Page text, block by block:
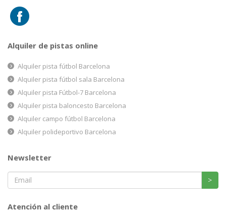
Alquiler de pistas online
Alquiler pista fútbol Barcelona
Alquiler pista fútbol sala Barcelona
Alquiler pista Fútbol-7 Barcelona
Alquiler pista baloncesto Barcelona
Alquiler campo fútbol Barcelona
Alquiler polideportivo Barcelona
Newsletter
>
Atención al cliente